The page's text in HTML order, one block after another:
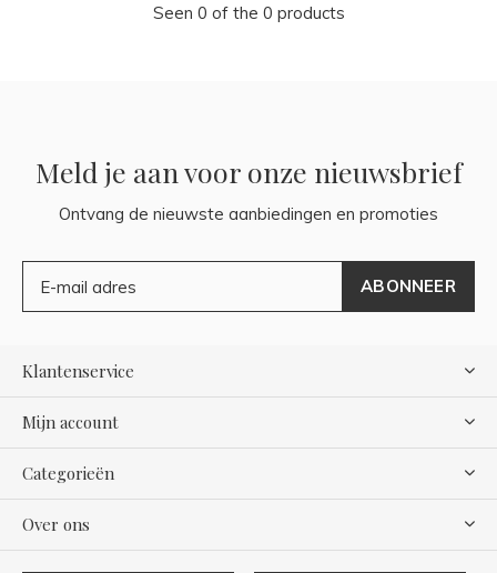
Seen 0 of the 0 products
Meld je aan voor onze nieuwsbrief
Ontvang de nieuwste aanbiedingen en promoties
ABONNEER
Klantenservice
Mijn account
Categorieën
Over ons